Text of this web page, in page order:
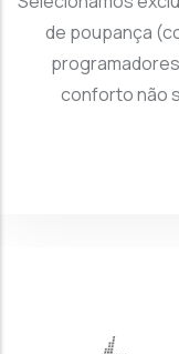
de poupança
conforto não